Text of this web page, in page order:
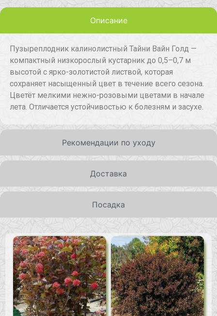
Описание
Рекомендации по уходу
Доставка
Посадка
Пузыреплодник калинолистный Тайни Вайн Голд —
компактный низкорослый кустарник до 0,5–0,7 м
высотой с ярко-золотистой листвой, которая
сохраняет насыщенный цвет в течение всего сезона.
Цветёт мелкими нежно-розовыми цветами в начале
лета. Отличается устойчивостью к болезням и засухе.